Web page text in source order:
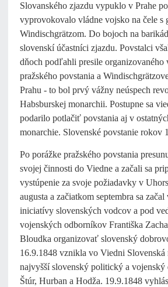
Slovanského zjazdu vypuklo v Prahe
vyprovokovalo vládne vojsko na čele s
Windischgrätzom. Do bojoch na
slovenskí účastníci zjazdu. Povstalci
dňoch podľahli presile organizovaného
pražského povstania a
Prahu - to bol prvý vážny neúspech
Habsburskej monarchii. Postupne sa
podarilo potlačiť povstania aj v
monarchie. Slovenské povstanie rokov
Po porážke pražského povstania
svojej činnosti do Viedne a začali sa
vystúpenie za svoje požiadavky v
augusta a začiatkom septembra sa
iniciatívy slovenských vodcov a pod
vojenských odborníkov Františka
Bloudka organizovať slovenský
16.9.1848 vznikla vo Viedni Slovenská
najvyšší slovenský politický a vojenský
Štúr, Hurban a Hodža. 19.9.1848